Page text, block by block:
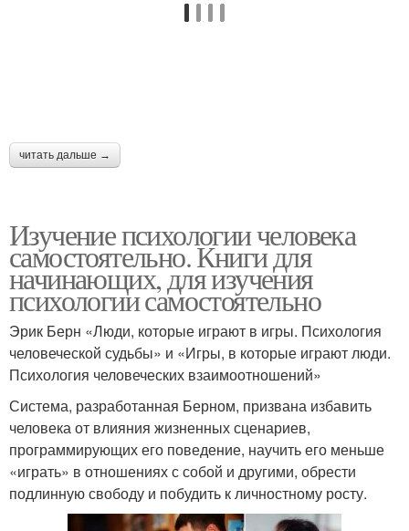
читать дальше →
Изучение психологии человека
самостоятельно. Книги для
начинающих, для изучения
психологии самостоятельно
Эрик Берн «Люди, которые играют в игры. Психология
человеческой судьбы» и «Игры, в которые играют люди.
Психология человеческих взаимоотношений»
Система, разработанная Берном, призвана избавить
человека от влияния жизненных сценариев,
программирующих его поведение, научить его меньше
«играть» в отношениях с собой и другими, обрести
подлинную свободу и побудить к личностному росту.